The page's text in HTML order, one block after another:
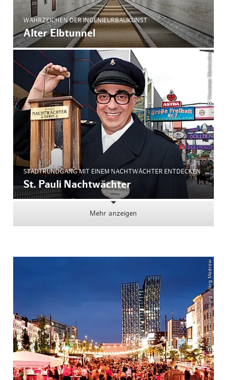
WAHRZEICHEN DER INGENIEURBAUKUNST
Alter Elbtunnel
© Vincenzo Maniscalco
STADTRUNDGANG MIT EINEM NACHTWÄCHTER ENTDECKEN
St. Pauli Nachtwächter
Mehr anzeigen
© Mediaserver Hamburg / Jörg Modrow